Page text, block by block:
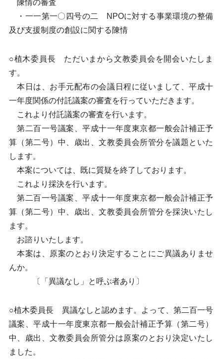
陳情の審査
・一一第一〇四号の二 NPOに対する事業環境の整備
及び支援制度の創設に関する陳情
○植木委員長 ただいまから文教委員会を開会いたしま
す。
本日は、お手元配布の会議日程に従いまして、平成十
一年度関係の付託議案の審査を行っていただきます。
これより付託議案の審査を行います。
第二百一号議案、平成十一年度東京都一般会計補正予
算（第二号）中、歳出、文教委員会所管分を議題といた
します。
本案については、既に質疑を終了しております。
これより採決を行います。
第二百一号議案、平成十一年度東京都一般会計補正予
算（第二号）中、歳出、文教委員会所管分を採決いたし
ます。
お諮りいたします。
本案は、原案のとおり決定することにご異議ありませ
んか。
〔「異議なし」と呼ぶ者あり〕
○植木委員長 異議なしと認めます。よって、第二百一号
議案、平成十一年度東京都一般会計補正予算（第二号）
中、歳出、文教委員会所管分は原案のとおり決定いたし
ました。